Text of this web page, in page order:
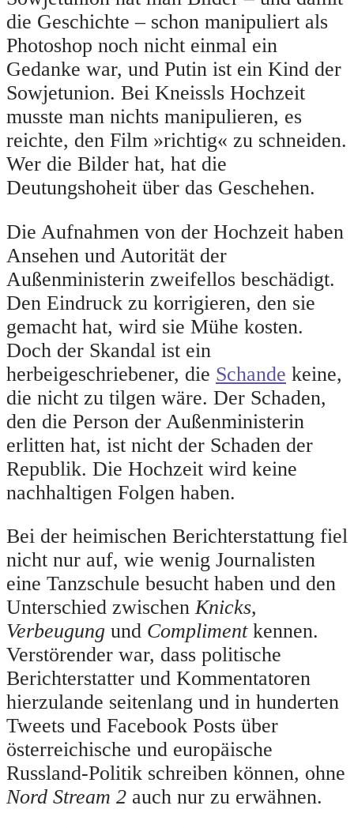
die Geschichte – schon manipuliert als
Photoshop noch nicht einmal ein
Gedanke war, und Putin ist ein Kind der
Sowjetunion. Bei Kneissls Hochzeit
musste man nichts manipulieren, es
reichte, den Film »richtig« zu schneiden.
Wer die Bilder hat, hat die
Deutungshoheit über das Geschehen.
Die Aufnahmen von der Hochzeit haben
Ansehen und Autorität der
Außenministerin zweifellos beschädigt.
Den Eindruck zu korrigieren, den sie
gemacht hat, wird sie Mühe kosten.
Doch der Skandal ist ein
herbeigeschriebener, die Schande keine,
die nicht zu tilgen wäre. Der Schaden,
den die Person der Außenministerin
erlitten hat, ist nicht der Schaden der
Republik. Die Hochzeit wird keine
nachhaltigen Folgen haben.
Bei der heimischen Berichterstattung fiel
nicht nur auf, wie wenig Journalisten
eine Tanzschule besucht haben und den
Unterschied zwischenKnicks,
Verbeugung und Complimentkennen.
Verstörender war, dass politische
Berichterstatter und Kommentatoren
hierzulande seitenlang und in hunderten
Tweets und Facebook Posts über
österreichische und europäische
Russland-Politik schreiben können, ohne
Nord Stream 2 auch nur zu erwähnen.